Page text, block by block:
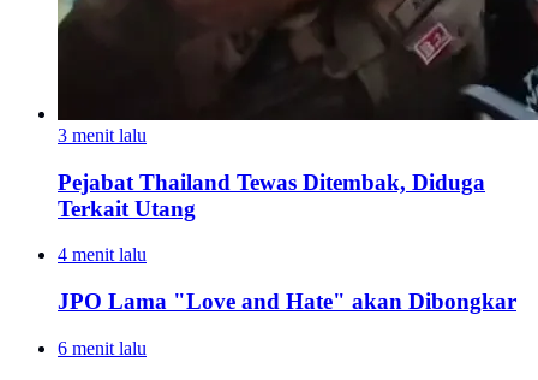
3 menit lalu
Pejabat Thailand Tewas Ditembak, Diduga
Terkait Utang
4 menit lalu
JPO Lama "Love and Hate" akan Dibongkar
6 menit lalu